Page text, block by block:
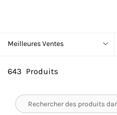
Meilleures Ventes
643 Produits